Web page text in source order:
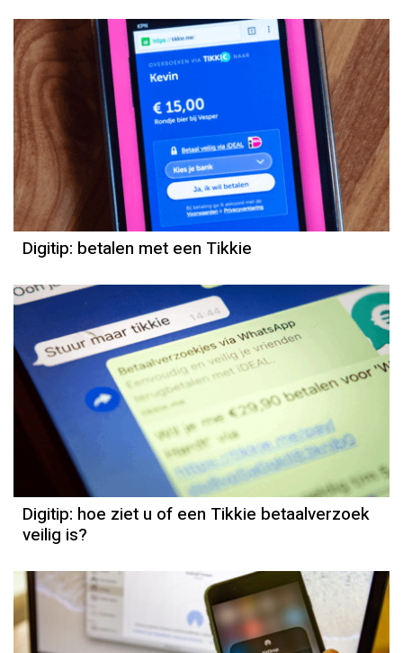
Digitip: betalen met een Tikkie
Digitip: hoe ziet u of een Tikkie betaalverzoek
veilig is?